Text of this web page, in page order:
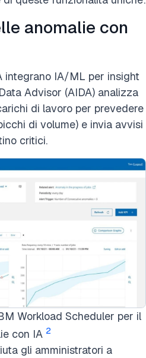
anomalie con
integrano IA/ML per insight
Advisor (AIDA) analizza
di lavoro per prevedere
di volume) e invia avvisi
critici.
Workload Scheduler per il
con IA 2
gli amministratori a